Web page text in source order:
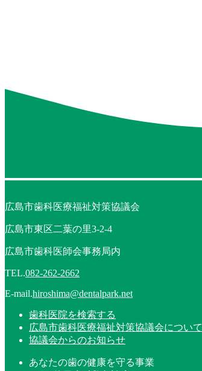
広島市歯科医療福祉対策協議会
広島市東区二葉の里3-2-4
広島市歯科医師会事務局内
TEL.082-262-2662
E-mail.hiroshima@dentalpark.net
歯科医院を検索する
広島市歯科医療福祉対策協議会について
協議会からのお知らせ
あなたの歯の健康を守る事業